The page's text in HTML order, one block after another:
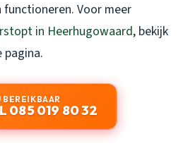
Voor meer
in Heerhugowaard, bekijk
pagina.
BEREIKBAAR
085 019 80 32